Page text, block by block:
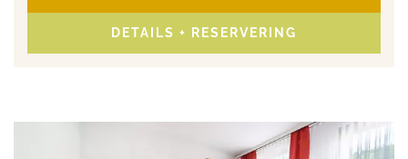
DETAILS + RESERVERING